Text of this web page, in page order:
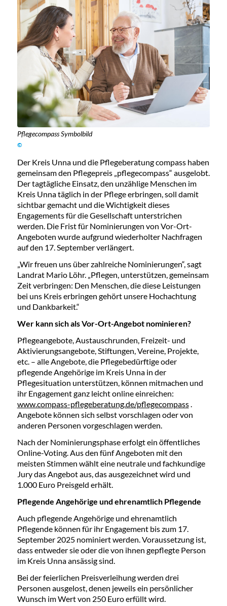
Pflegecompass Symbolbild
©
Der Kreis Unna und die Pflegeberatung compass haben
gemeinsam den Pflegepreis „pflegecompass“ ausgelobt.
Der tagtägliche Einsatz, den unzählige Menschen im
Kreis Unna täglich in der Pflege erbringen, soll damit
sichtbar gemacht und die Wichtigkeit dieses
Engagements für die Gesellschaft unterstrichen
werden. Die Frist für Nominierungen von Vor-Ort-
Angeboten wurde aufgrund wiederholter Nachfragen
auf den 17. September verlängert.
„Wir freuen uns über zahlreiche Nominierungen“, sagt
Landrat Mario Löhr. „Pflegen, unterstützen, gemeinsam
Zeit verbringen: Den Menschen, die diese Leistungen
bei uns Kreis erbringen gehört unsere Hochachtung
und Dankbarkeit.“
Wer kann sich als Vor-Ort-Angebot nominieren?
Pflegeangebote, Austauschrunden, Freizeit- und
Aktivierungsangebote, Stiftungen, Vereine, Projekte,
etc. – alle Angebote, die Pflegebedürftige oder
pflegende Angehörige im Kreis Unna in der
Pflegesituation unterstützen, können mitmachen und
ihr Engagement ganz leicht online einreichen:
www.compass-pflegeberatung.de/pflegecompass.
Angebote können sich selbst vorschlagen oder von
anderen Personen vorgeschlagen werden.
Nach der Nominierungsphase erfolgt ein öffentliches
Online-Voting. Aus den fünf Angeboten mit den
meisten Stimmen wählt eine neutrale und fachkundige
Jury das Angebot aus, das ausgezeichnet wird und
1.000 Euro Preisgeld erhält.
Pflegende Angehörige und ehrenamtlich Pflegende
Auch pflegende Angehörige und ehrenamtlich
Pflegende können für ihr Engagement bis zum 17.
September 2025 nominiert werden. Voraussetzung ist,
dass entweder sie oder die von ihnen gepflegte Person
im Kreis Unna ansässig sind.
Bei der feierlichen Preisverleihung werden drei
Personen ausgelost, denen jeweils ein persönlicher
Wunsch im Wert von 250 Euro erfüllt wird.